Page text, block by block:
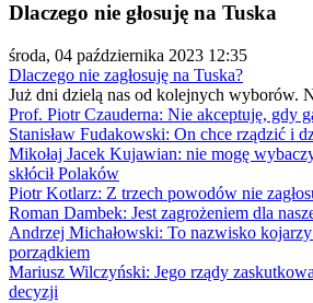
Dlaczego nie głosuję na Tuska
środa, 04 października 2023 12:35
Dlaczego nie zagłosuję na Tuska?
Już dni dzielą nas od kolejnych wyborów.
Prof. Piotr Czauderna: Nie akceptuję, gdy
Stanisław Fudakowski: On chce rządzić i
Mikołaj Jacek Kujawian: nie mogę
skłócił Polaków
Piotr Kotlarz: Z trzech powodów nie
Roman Dambek: Jest zagrożeniem dla
Andrzej Michałowski: To nazwisko
porządkiem
Mariusz Wilczyński: Jego rządy
decyzji